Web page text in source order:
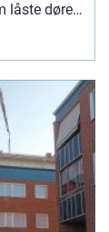
låste dører.
å ha
styre
verdier
på en
Moderne